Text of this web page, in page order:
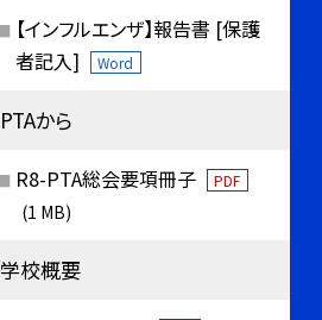
【インフルエンザ】報告書 [保護
者記入]
Word
PTAから
R8-PTA総会要項冊子 PDF
(1 MB)
学校概要